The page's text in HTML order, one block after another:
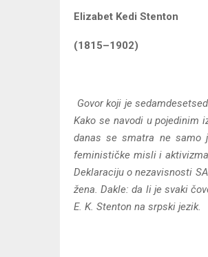
Elizabet Kedi Stenton
(1815–1902)
Govor koji je
Kako se navodi u pojedinim
danas se smatra ne samo
feminističke misli i
Deklaraciju o nezavisnosti
žena. Dakle: da li je svaki
E. K. Stenton na srpski jezik.